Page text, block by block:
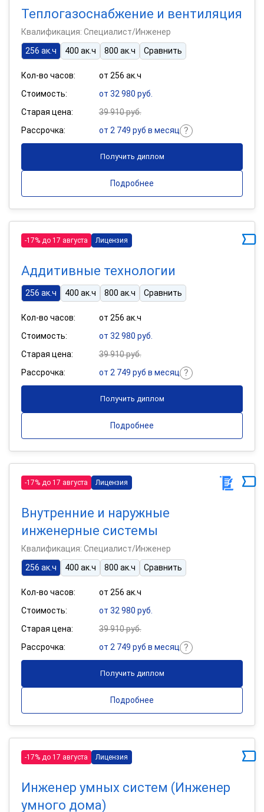
Теплогазоснабжение и вентиляция
Квалификация: Специалист/Инженер
256 ак.ч
400 ак.ч 800 ак.ч Сравнить
Кол-во часов:
от 256 ак.ч
Стоимость:
от 32 980 руб.
Старая цена:
39 910 руб.
Рассрочка:
от 2 749 руб в месяц
Получить диплом
Подробнее
-17% до 17 августа Лицензия
Аддитивные технологии
256 ак.ч 400 ак.ч 800 ак.ч Сравнить
Кол-во часов:
от 256 ак.ч
Стоимость:
от 32 980 руб.
Старая цена:
39 910 руб.
Рассрочка:
от 2 749 руб в месяц
Получить диплом
Подробнее
-17% до 17 августа Лицензия
Внутренние и наружные
инженерные системы
Квалификация: Специалист/Инженер
256 ак.ч
400 ак.ч 800 ак.ч Сравнить
Кол-во часов:
от 256 ак.ч
Стоимость:
от 32 980 руб.
Старая цена:
39 910 руб.
Рассрочка:
от 2 749 руб в месяц
Получить диплом
Подробнее
-17% до 17 августа Лицензия
Инженер умных систем (Инженер
умного дома)